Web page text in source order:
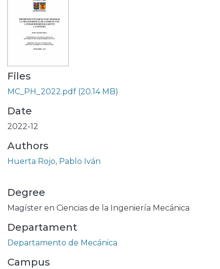
Files
MC_PH_2022.pdf (20.14 MB)
Date
2022-12
Authors
Huerta Rojo, Pablo Iván
Degree
Magíster en Ciencias de la Ingeniería Mecánica
Departament
Departamento de Mecánica
Campus